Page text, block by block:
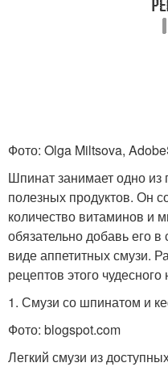
Фото: Olga Miltsova,
Шпинат занимает одно
полезных продуктов. Он
количество витаминов и
обязательно добавь его
виде аппетитных смузи.
рецептов этого чудесного
1. Смузи со шпинатом и
Фото: blogspot.com
Легкий смузи из